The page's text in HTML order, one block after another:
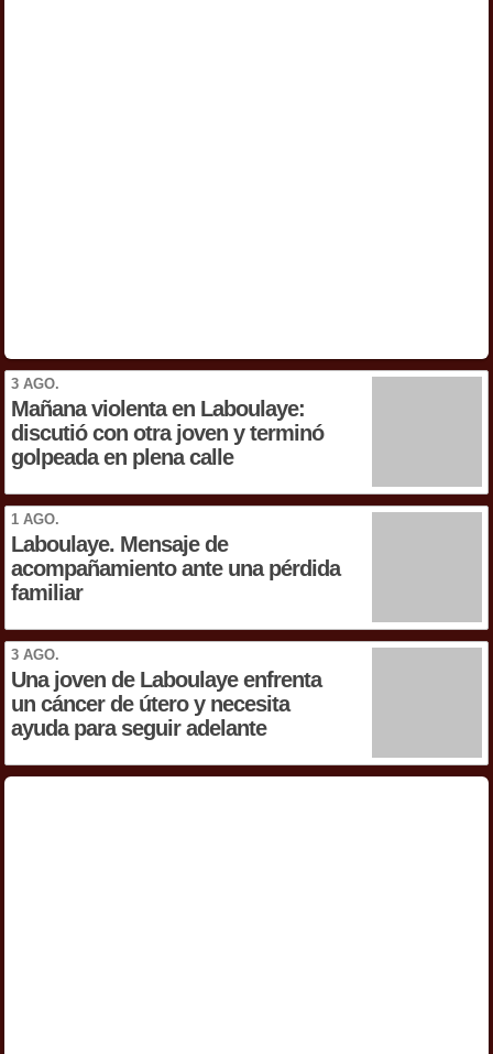
3 AGO.
Mañana violenta en Laboulaye:
discutió con otra joven y terminó
golpeada en plena calle
1 AGO.
Laboulaye. Mensaje de
acompañamiento ante una pérdida
familiar
3 AGO.
Una joven de Laboulaye enfrenta
un cáncer de útero y necesita
ayuda para seguir adelante